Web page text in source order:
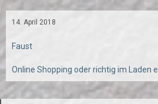
14. April 2018
Faust
Online Shopping oder richtig im Laden